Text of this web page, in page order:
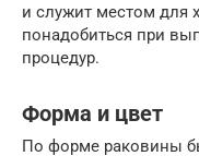
и служит местом для
понадобиться при
процедур.
Форма и цвет
По форме раковины